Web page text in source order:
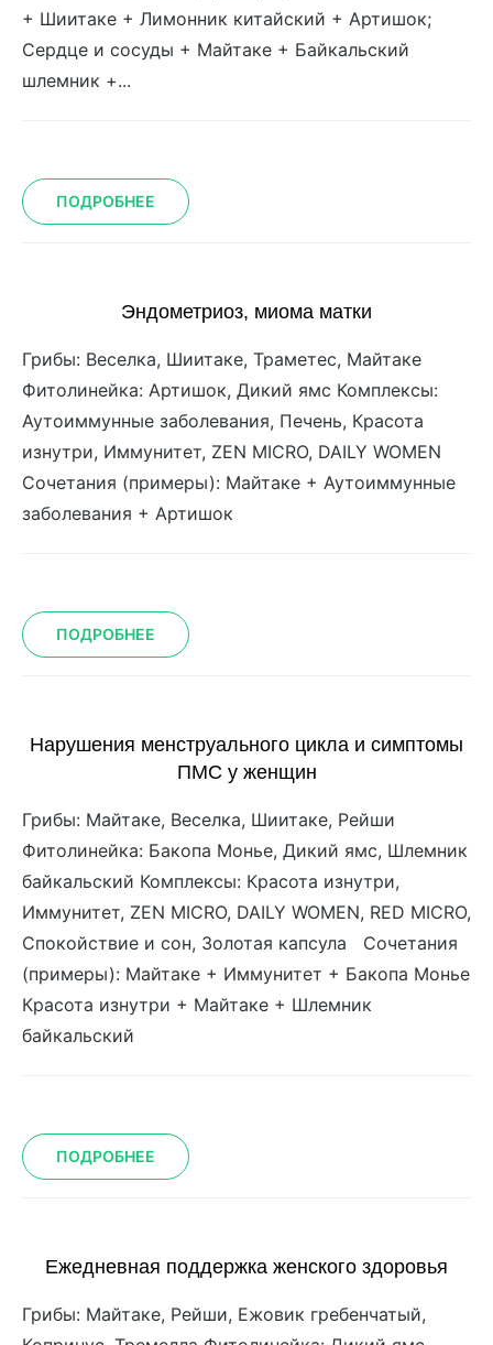
+ Шиитаке + Лимонник китайский + Артишок;
Сердце и сосуды + Майтаке + Байкальский
шлемник +...
ПОДРОБНЕЕ
Эндометриоз, миома матки
Грибы: Веселка, Шиитаке, Траметес, Майтаке
Фитолинейка: Артишок, Дикий ямс Комплексы:
Аутоиммунные заболевания, Печень, Красота
изнутри, Иммунитет, ZEN MICRO, DAILY WOMEN
Сочетания (примеры): Майтаке + Аутоиммунные
заболевания + Артишок
ПОДРОБНЕЕ
Нарушения менструального цикла и симптомы
ПМС у женщин
Грибы: Майтаке, Веселка, Шиитаке, Рейши
Фитолинейка: Бакопа Монье, Дикий ямс, Шлемник
байкальский Комплексы: Красота изнутри,
Иммунитет, ZEN MICRO, DAILY WOMEN, RED MICRO,
Спокойствие и сон, Золотая капсула Сочетания
(примеры): Майтаке + Иммунитет + Бакопа Монье
Красота изнутри + Майтаке + Шлемник
байкальский
ПОДРОБНЕЕ
Ежедневная поддержка женского здоровья
Грибы: Майтаке, Рейши, Ежовик гребенчатый,